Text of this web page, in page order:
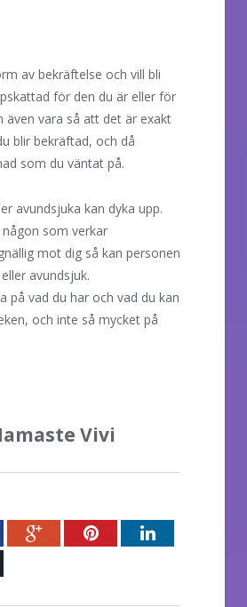
av bekräftelse och vill bli
för den du är eller för
även vara så att det är exakt
blir bekräftad, och då
som du väntat på.
avundsjuka kan dyka upp.
som verkar
mot dig så kan personen
avundsjuk.
på vad du har och vad du kan
och inte så mycket på
Vivi
Google+PinterestLinkedIn